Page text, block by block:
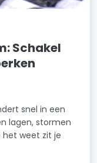
Schakel
snel in een
lagen, stormen
het weet zit je